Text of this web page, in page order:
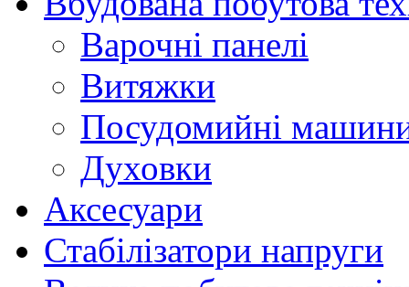
Варочні панелі
Витяжки
Посудомийні
Духовки
Аксесуари
Стабілізатори напруги